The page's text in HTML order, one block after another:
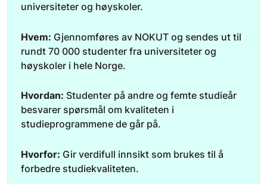
universiteter og høyskoler.
Hvem: Gjennomføres av NOKUT og sendes ut til
rundt 70 000 studenter fra universiteter og
høyskoler i hele Norge.
Hvordan: Studenter på andre og femte studieår
besvarer spørsmål om kvaliteten i
studieprogrammene de går på.
Hvorfor: Gir verdifull innsikt som brukes til å
forbedre studiekvaliteten.